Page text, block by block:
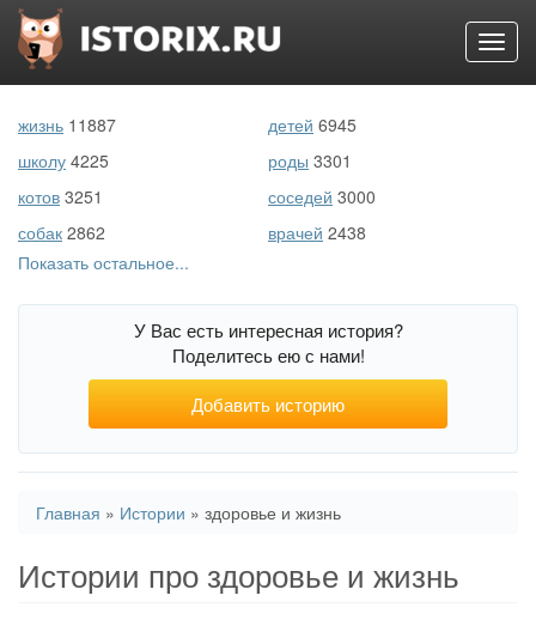
Перейти
основному
содержанию
жизнь 11887 детей 6945
школу 4225 роды 3301
котов 3251 соседей 3000
собак 2862 врачей 2438
первый раз 2216
море 1136 животных 1071
войну 708
507 подростков 505
Показать остальное...
У Вас есть интересная история?
Поделитесь ею с нами!
Добавить историю
Вы
Главная » Истории » здоровье и жизнь
Истории про здоровье и жизнь